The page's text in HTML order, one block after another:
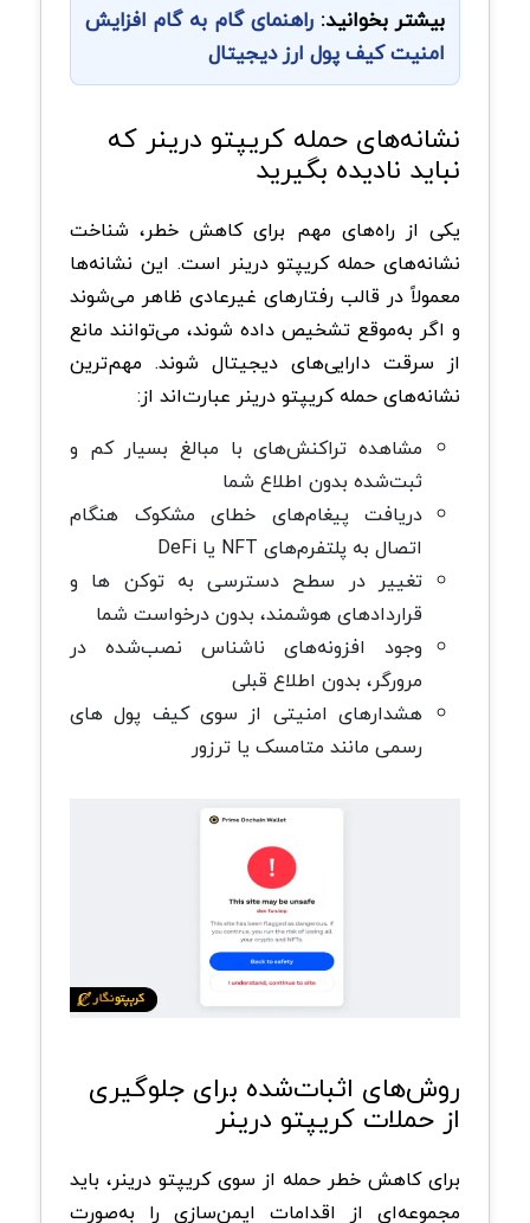
بیشتر بخوانید:راهنمای گام به گام افزایش
امنیت کیف پول ارز دیجیتال
نشانه‌های حمله کریپتو درینر که
نباید نادیده بگیرید
یکی از راه‌های مهم برای کاهش خطر، شناخت
نشانه‌های حمله کریپتو درینر است. این نشانه‌ها
معمولاً در قالب رفتارهای غیرعادی ظاهر می‌شوند
و اگر به‌موقع تشخیص داده شوند، می‌توانند مانع
از سرقت دارایی‌های دیجیتال شوند. مهم‌ترین
نشانه‌های حمله کریپتو درینر عبارت‌اند از:
مشاهده تراکنش‌های با مبالغ بسیار کم و
ثبت‌شده بدون اطلاع شما
دریافت پیغام‌های خطای مشکوک هنگام
اتصال به پلتفرم‌های NFT یا DeFi
تغییر در سطح دسترسی به توکن ها و
قراردادهای هوشمند، بدون درخواست شما
وجود افزونه‌های ناشناس نصب‌شده در
مرورگر، بدون اطلاع قبلی
هشدارهای امنیتی از سوی کیف پول های
رسمی مانند متامسک یا ترزور
روش‌های اثبات‌شده برای جلوگیری
از حملات کریپتو درینر
برای کاهش خطر حمله از سوی کریپتو درینر، باید
مجموعه‌ای از اقدامات ایمن‌سازی را به‌صورت